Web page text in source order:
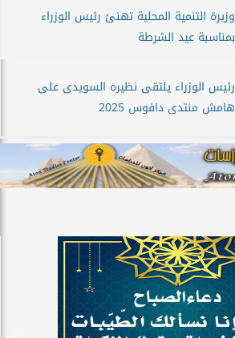
وزيرة التنمية المحلية تهنئ رئيس الوزراء
بمناسبة عيد الشرطة
رئيس الوزراء يلتقى نظيره السويدى على
هامش منتدى دافوس 2025